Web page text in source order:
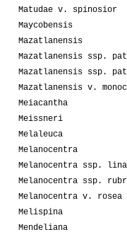
Matudae v. spinosior
Maycobensis
Mazatlanensis
Mazatlanensis ssp.
Mazatlanensis ssp.
Mazatlanensis v.
Meiacantha
Meissneri
Melaleuca
Melanocentra
Melanocentra ssp.
Melanocentra ssp.
Melanocentra v. rosea
Melispina
Mendeliana